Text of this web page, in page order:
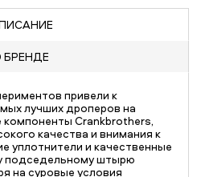
БРЕНДЕ
привели к
лучших дроперов на
компоненты Crankbrothers,
качества и внимания к
уплотнители и качественные
подседельному штырю
на суровые условия